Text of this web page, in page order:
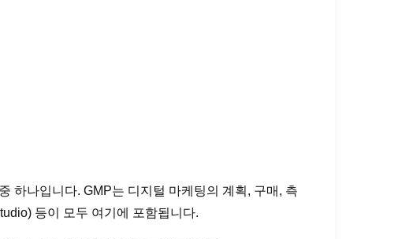
하나입니다. GMP는 디지털 마케팅의 계획, 구매, 측
등이 모두 여기에 포함됩니다.